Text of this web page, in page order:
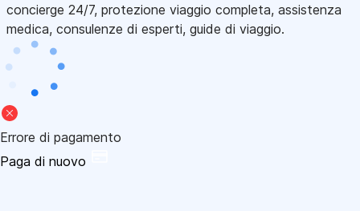
concierge 24/7, protezione viaggio completa, assistenza
medica, consulenze di esperti, guide di viaggio.
Errore di pagamento
Paga di nuovo